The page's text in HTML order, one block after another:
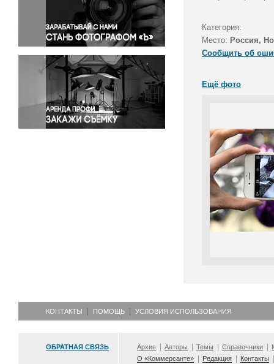
Правосудие
Происшествия и конфликты
Религия
Светская жизнь
Спорт
Экология
Экономика и бизнес
Категория:
Место: Россия,
Сообщить об
Ещё фото
КОНТАКТЫ ПОМОЩЬ УСЛОВИЯ ИСПОЛЬЗОВАНИЯ
ОБРАТНАЯ СВЯЗЬ Архив Авторы Темы Справочники
О «Коммерсанте»
Редакция Контакты